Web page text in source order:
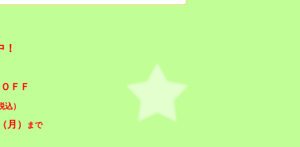
！
ＦＦ
込）
月） まで